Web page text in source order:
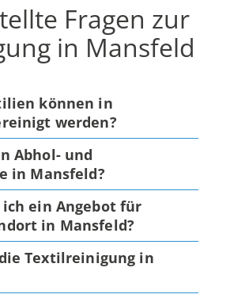
Fragen zur
in Mansfeld
können in
werden?
Abhol- und
in Mansfeld?
ein Angebot für
in Mansfeld?
Textilreinigung in